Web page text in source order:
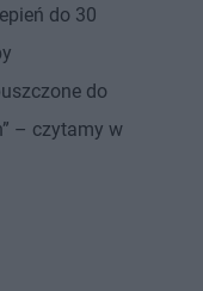
do 30
do
– czytamy w